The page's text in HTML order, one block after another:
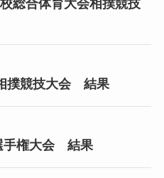
総合体育大会相撲競技
撲競技大会 結果
手権大会 結果